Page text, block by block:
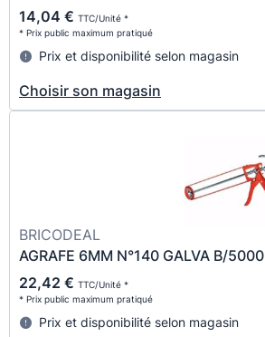
14,04 € TTC/Unité *
* Prix public maximum pratiqué
Prix et disponibilité selon magasin
Choisir son magasin
BRICODEAL
AGRAFE 6MM N°140 GALVA B/5000
22,42 € TTC/Unité *
* Prix public maximum pratiqué
Prix et disponibilité selon magasin